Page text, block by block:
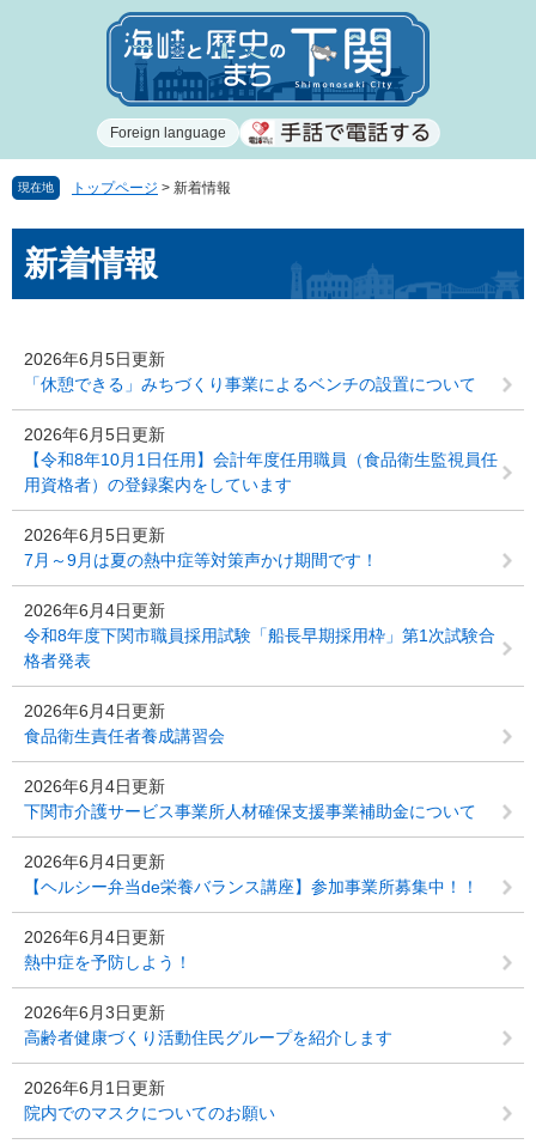
で
ば
Foreign language
現在地 トップページ > 新着情報
文新着情報
2026年6月5日更新
「休憩できる」みちづくり事業によるベンチの設置について
2026年6月5日更新
【令和8年10月1日任用】会計年度任用職員（食品衛生監視員任
用資格者）の登録案内をしています
2026年6月5日更新
7月～9月は夏の熱中症等対策声かけ期間です！
2026年6月4日更新
令和8年度下関市職員採用試験「船長早期採用枠」第1次試験合
格者発表
2026年6月4日更新
食品衛生責任者養成講習会
2026年6月4日更新
下関市介護サービス事業所人材確保支援事業補助金について
2026年6月4日更新
【ヘルシー弁当de栄養バランス講座】参加事業所募集中！！
2026年6月4日更新
熱中症を予防しよう！
2026年6月3日更新
高齢者健康づくり活動住民グループを紹介します
2026年6月1日更新
院内でのマスクについてのお願い